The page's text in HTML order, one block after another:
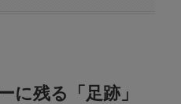
に残る「足跡」